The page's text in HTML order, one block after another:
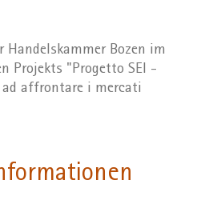
Handelskammer Bozen im
Projekts "Progetto SEI -
ad affrontare i mercati